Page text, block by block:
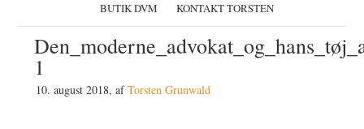
BUTIK DVM KONTAKT TORSTEN
1
10. august 2018, afTorsten Grunwald